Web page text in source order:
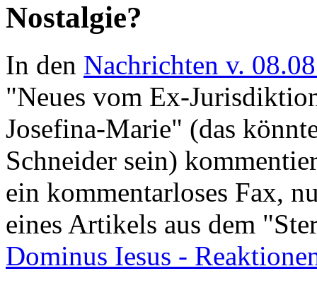
Nostalgie?
In den Nachrichten v.
"Neues vom Ex-
Josefina-Marie" (das
Schneider sein)
ein kommentarloses Fax,
eines Artikels aus dem
Dominus Iesus -